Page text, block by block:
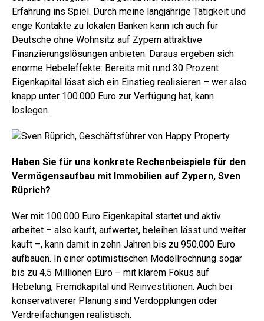
Erfahrung ins Spiel. Durch meine langjährige Tätigkeit und
enge Kontakte zu lokalen Banken kann ich auch für
Deutsche ohne Wohnsitz auf Zypern attraktive
Finanzierungslösungen anbieten. Daraus ergeben sich
enorme Hebeleffekte: Bereits mit rund 30 Prozent
Eigenkapital lässt sich ein Einstieg realisieren – wer also
knapp unter 100.000 Euro zur Verfügung hat, kann
loslegen.
Haben Sie für uns konkrete Rechenbeispiele für den
Vermögensaufbau mit Immobilien auf Zypern, Sven
Rüprich?
Wer mit 100.000 Euro Eigenkapital startet und aktiv
arbeitet – also kauft, aufwertet, beleihen lässt und weiter
kauft –, kann damit in zehn Jahren bis zu 950.000 Euro
aufbauen. In einer optimistischen Modellrechnung sogar
bis zu 4,5 Millionen Euro – mit klarem Fokus auf
Hebelung, Fremdkapital und Reinvestitionen. Auch bei
konservativerer Planung sind Verdopplungen oder
Verdreifachungen realistisch.